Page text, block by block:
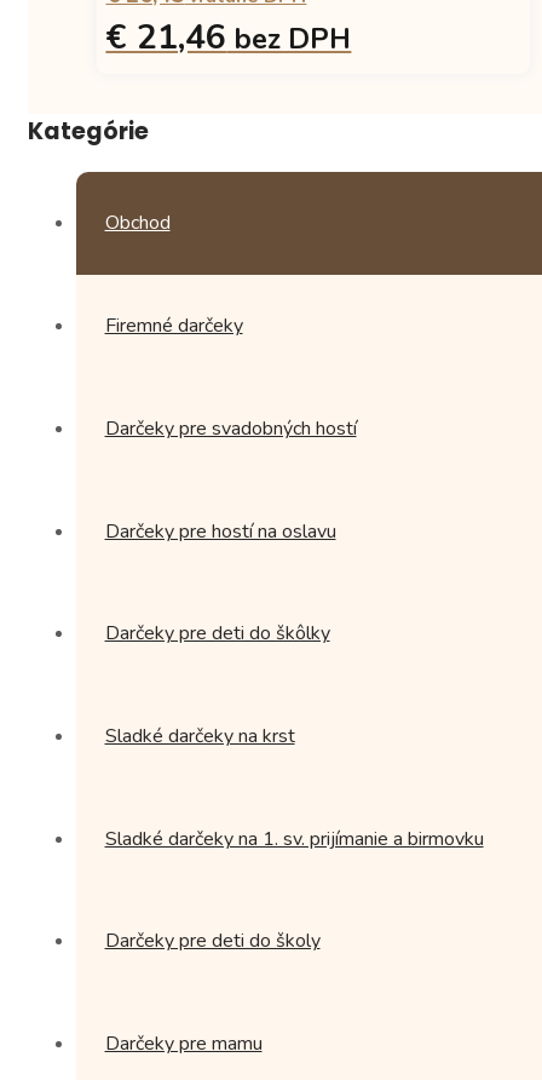
€ 21,46 bez DPH
má
viacero
Možnosti
môžete
na
Kategórie
Obchod
Firemné darčeky
Darčeky pre svadobných hostí
Darčeky pre hostí na oslavu
Darčeky pre deti do škôlky
Sladké darčeky na krst
Sladké darčeky na 1. sv. prijímanie a birmovku
Darčeky pre deti do školy
Darčeky pre mamu